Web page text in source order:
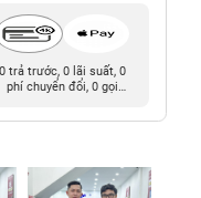
0 trả trước, 0 lãi suất, 0
phí chuyển đổi, 0 gọi